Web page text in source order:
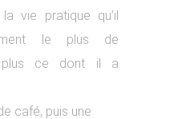
vie pratique qu’il
le plus de
plus ce dont il a
café, puis une